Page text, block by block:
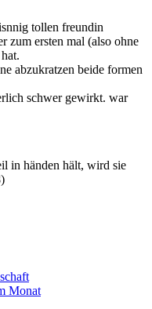
tollen freundin
zum ersten mal (also ohne
abzukratzen beide formen
schwer gewirkt. war
in händen hält, wird sie